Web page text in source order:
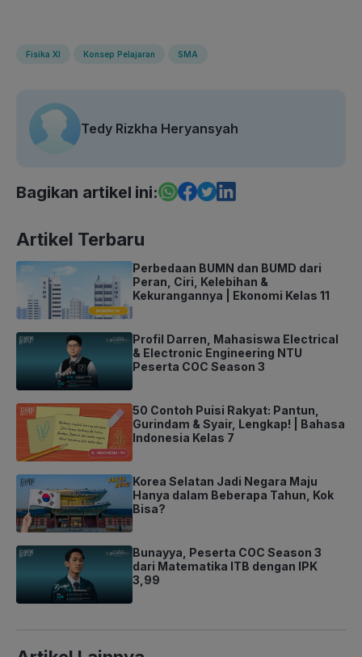
Fisika XI Konsep Pelajaran SMA
Tedy Rizkha Heryansyah
Bagikan artikel ini:
Artikel Terbaru
Perbedaan BUMN dan BUMD dari
Peran, Ciri, Kelebihan &
Kekurangannya | Ekonomi Kelas 11
Profil Darren, Mahasiswa Electrical
& Electronic Engineering NTU
Peserta COC Season 3
50 Contoh Puisi Rakyat: Pantun,
Gurindam & Syair, Lengkap! | Bahasa
Indonesia Kelas 7
Korea Selatan Jadi Negara Maju
Hanya dalam Beberapa Tahun, Kok
Bisa?
Bunayya, Peserta COC Season 3
dari Matematika ITB dengan IPK
3,99